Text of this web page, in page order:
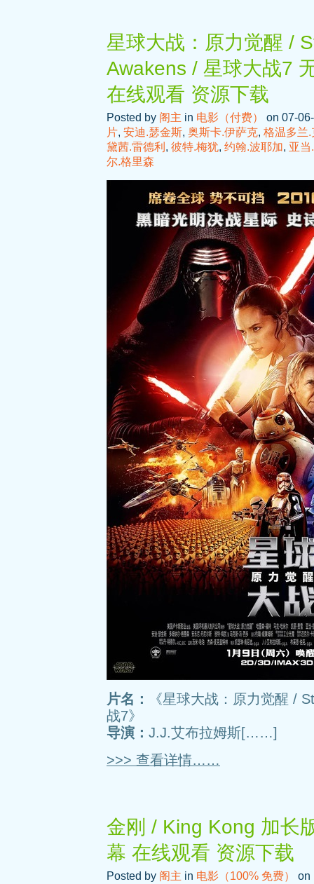
星球大战：原力觉醒 /
Awakens / 星球大战7
在线观看 资源下载
Posted by 阁主 in 电影（付费）
on 07-
片, 安迪.瑟金斯, 奥斯卡.伊萨克, 格温多兰
黛茜.雷德利 , 彼特.梅犹, 约翰.波耶加, 亚当
尔.格里森
片名：
《星球大战：原力觉醒 /
战7》
导演： J.J.艾布拉姆斯[……]
>>> 查看详情……
金刚 / King Kong 加长
幕 在线观看 资源下载
Posted by 阁主 in 电影（100% 免费） on